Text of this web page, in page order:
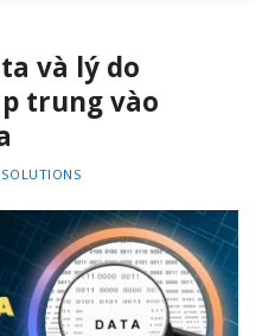
và lý do
trung vào